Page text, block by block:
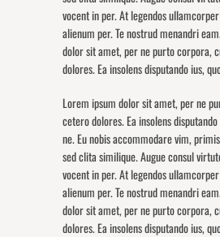
vocent in per. At legendos
alienum per. Te nostrud menandri
dolor sit amet, per ne purto corpora,
dolores. Ea insolens disputando ius,
Lorem ipsum dolor sit amet, per ne
cetero dolores. Ea insolens
ne. Eu nobis accommodare vim,
sed clita similique. Augue consul
vocent in per. At legendos
alienum per. Te nostrud menandri
dolor sit amet, per ne purto corpora,
dolores. Ea insolens disputando ius,